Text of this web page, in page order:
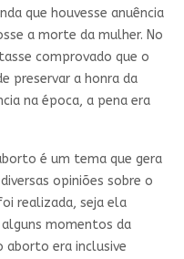
que houvesse anuência
a morte da mulher. No
comprovado que o
preservar a honra da
na época, a pena era
é um tema que gera
opiniões sobre o
realizada, seja ela
momentos da
aborto era inclusive